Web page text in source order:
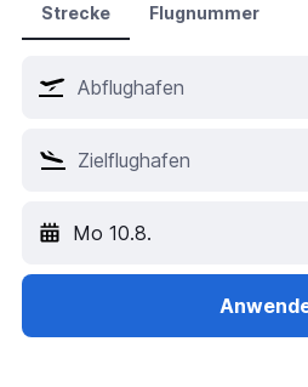
Strecke Flugnummer
Mo 10.8.